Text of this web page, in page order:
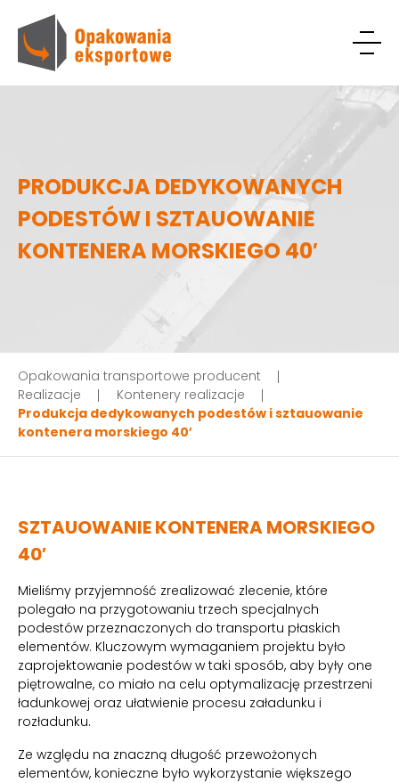
PRODUKCJA DEDYKOWANYCH
PODESTÓW I SZTAUOWANIE
KONTENERA MORSKIEGO 40′
Opakowania transportowe producent
Realizacje
Kontenery realizacje
Produkcja dedykowanych podestów i sztauowanie
kontenera morskiego 40′
SZTAUOWANIE KONTENERA MORSKIEGO
40′
Mieliśmy przyjemność zrealizować zlecenie, które
polegało na przygotowaniu trzech specjalnych
podestów przeznaczonych do transportu płaskich
elementów. Kluczowym wymaganiem projektu było
zaprojektowanie podestów w taki sposób, aby były one
piętrowalne, co miało na celu optymalizację przestrzeni
ładunkowej oraz ułatwienie procesu załadunku i
rozładunku.
Ze względu na znaczną długość przewożonych
elementów, konieczne było wykorzystanie większego